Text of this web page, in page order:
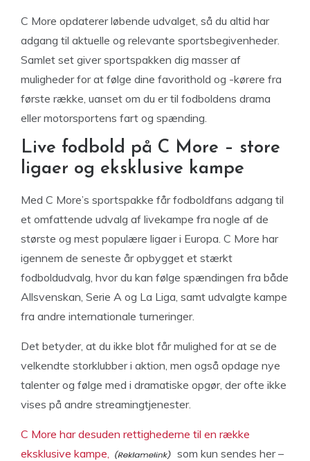
C More opdaterer løbende udvalget, så du altid har
adgang til aktuelle og relevante sportsbegivenheder.
Samlet set giver sportspakken dig masser af
muligheder for at følge dine favorithold og -kørere fra
første række, uanset om du er til fodboldens drama
eller motorsportens fart og spænding.
Live fodbold på C More – store
ligaer og eksklusive kampe
Med C More’s sportspakke får fodboldfans adgang til
et omfattende udvalg af livekampe fra nogle af de
største og mest populære ligaer i Europa. C More har
igennem de seneste år opbygget et stærkt
fodboldudvalg, hvor du kan følge spændingen fra både
Allsvenskan, Serie A og La Liga, samt udvalgte kampe
fra andre internationale turneringer.
Det betyder, at du ikke blot får mulighed for at se de
velkendte storklubber i aktion, men også opdage nye
talenter og følge med i dramatiske opgør, der ofte ikke
vises på andre streamingtjenester.
C More har desuden rettighederne til en række
eksklusive kampe,
som kun sendes her –